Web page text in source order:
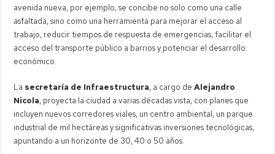
avenida nueva, por ejemplo, se concibe no solo como una calle
asfaltada, sino como una herramienta para mejorar el acceso al
trabajo, reducir tiempos de respuesta de emergencias, facilitar el
acceso del transporte público a barrios y potenciar el desarrollo
económico.
La secretaría de Infraestructura, a cargo deAlejandro
Nicola, proyecta la ciudad a varias décadas vista, con planes que
incluyen nuevos corredores viales, un centro ambiental, un parque
industrial de mil hectáreas y significativas inversiones tecnológicas,
apuntando a un horizonte de 30, 40 o 50 años.